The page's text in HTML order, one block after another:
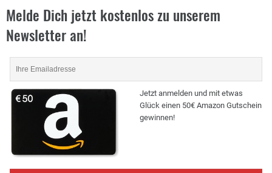
Melde Dich jetzt kostenlos zu unserem
Newsletter an!
Jetzt anmelden und mit etwas
Glück einen 50€ Amazon Gutschein
gewinnen!